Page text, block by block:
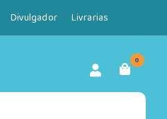
Divulgador Livrarias
0